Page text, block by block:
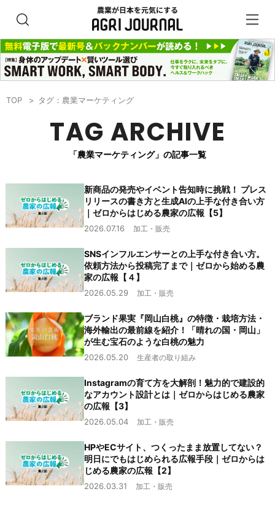
TOP タグ：農業マーケティング
TAG ARCHIVE
「農業マーケティング」の記事一覧
新商品の発売やイベント告知時に挑戦！ プレス
リリースの書き方と生成AIの上手な付き合い方
｜ゼロからはじめる農家の広報【5】
2026.07.16 加工・販売
SNSインフルエンサーとの上手な付き合い方。
依頼方法から投稿完了まで｜ゼロから始める農
家の広報【４】
2026.05.29 加工・販売
ブランド果実『岡山白桃』の特徴・栽培方法・
海外輸出の最前線を紹介！「晴れの国・岡山」
が生む宝石のような白桃の魅力
2026.05.20 生産者の取り組み
Instagramの育て方を大解剖！魅力的で建設的
なアカウント設計とは｜ゼロからはじめる農家
の広報【3】
2026.05.04 加工・販売
HPやECサイト、つくったまま放置してない？
明日にでもはじめられる広報手段｜ゼロからは
じめる農家の広報【2】
2026.03.31 加工・販売